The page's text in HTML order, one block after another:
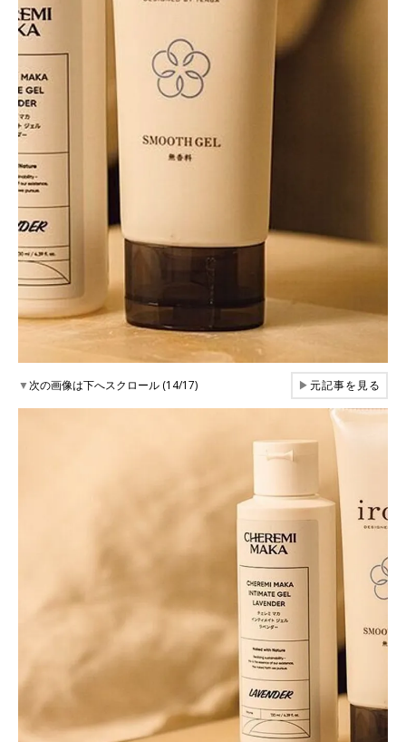
▼次の画像は下へスクロール (14/17) ▶元記事を見る